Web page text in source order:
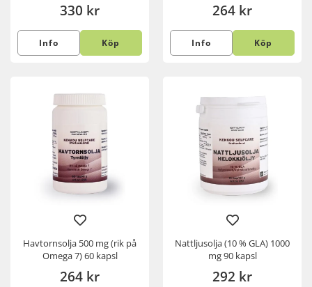
330 kr
Info Köp
264 kr
Info Köp
Havtornsolja 500 mg (rik på
Omega 7) 60 kapsl
264 kr
Nattljusolja (10 % GLA) 1000
mg 90 kapsl
292 kr